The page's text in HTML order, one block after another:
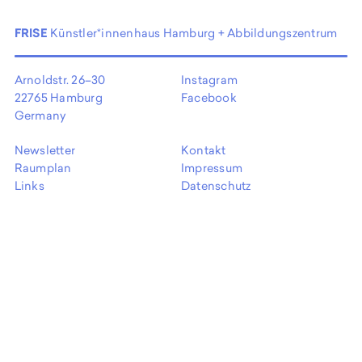
FRISE Künstler*innenhaus Hamburg + Abbildungszentrum
Arnoldstr. 26–30
22765 Hamburg
Germany
Instagram
Facebook
Newsletter
Raumplan
Links
Kontakt
Impressum
Datenschutz